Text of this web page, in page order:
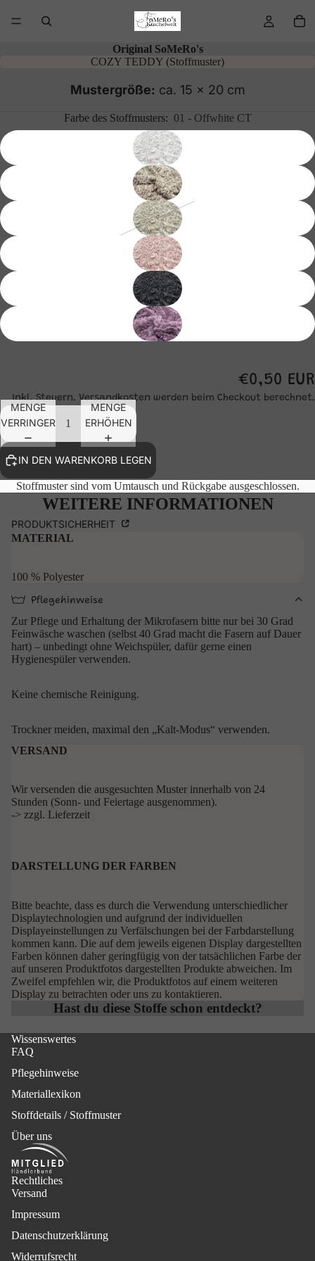
Original SoMeRo's
COZY TEDDY (Stoffmuster)
Mustergröße: ca. 15 x 20 cm
Farbe des Stoffmusters: 01 - Offwhite CT
€0,50 EUR
Inkl. Steuern. Versandkosten werden beim Checkout berechnet.
MENGE
VERRINGERN
MENGE
ERHÖHEN
IN DEN WARENKORB LEGEN
Stoffmuster sind vom Umtausch und Rückgabe ausgeschlossen.
WEITERE INFORMATIONEN
PRODUKTSICHERHEIT
MATERIAL
100 % Polyester
Pflegehinweise
Zur Pflege und Erhaltung der Mikrofasern bitte nur bei 30 Grad
Feinwäsche waschen (selbst 40 Grad macht die Fasern auf Dauer
hart) – unbedingt ohne Weichspüler, dafür gerne einen
Hygienespüler verwenden.
Keine chemische Reinigung.
Trockner meiden, maximal den „Kalt-Modus“ verwenden.
VERSAND
Wir versenden die ausgesuchten Muster innerhalb von 24
Stunden (Sonn- und Feiertage ausgenommen).
-> zzgl. Lieferzeit
DARSTELLUNG DER FARBEN
Bitte beachte, dass es durch die Verwendung unterschiedlicher
Displaytechnologien und aufgrund der individuellen
Displayeinstellungen zu Verfälschungen bei der Farbdarstellung
kommen kann. Die auf dem jeweils eigenen Display dargestellten
Farben können daher geringfügig von der tatsächlichen Farbe der
auf unseren Produktfotos dargestellten Produkte abweichen. Im
Zweifel empfehlen wir, die Produktfotos auf einem weiteren
Display zu betrachten oder uns zu kontaktieren.
Hast du diese Stoffe schon entdeckt?
Wissenswertes
FAQ
Pflegehinweise
Materiallexikon
Stoffdetails / Stoffmuster
Über uns
Rechtliches
Versand
Impressum
Datenschutzerklärung
Widerrufsrecht